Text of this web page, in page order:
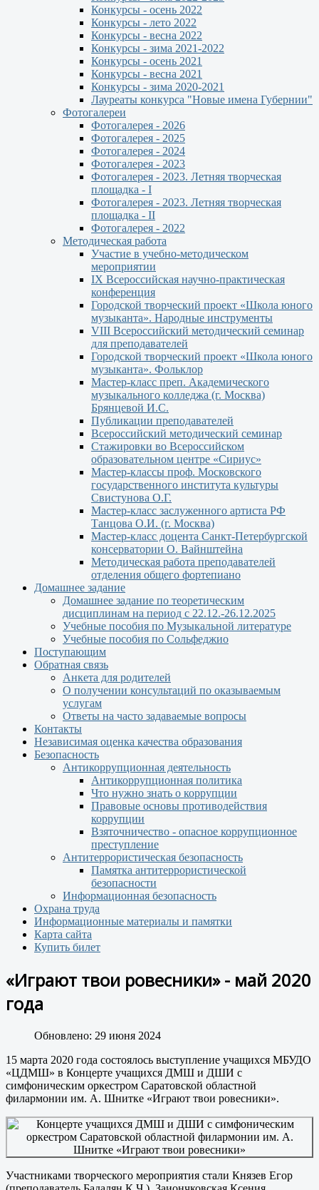
Конкурсы - осень 2022
Конкурсы - лето 2022
Конкурсы - весна 2022
Конкурсы - зима 2021-2022
Конкурсы - осень 2021
Конкурсы - весна 2021
Конкурсы - зима 2020-2021
Лауреаты конкурса "Новые имена Губернии"
Фотогалереи
Фотогалерея - 2026
Фотогалерея - 2025
Фотогалерея - 2024
Фотогалерея - 2023
Фотогалерея - 2023. Летняя творческая
площадка - I
Фотогалерея - 2023. Летняя творческая
площадка - II
Фотогалерея - 2022
Методическая работа
Участие в учебно-методическом
мероприятии
IX Всероссийская научно-практическая
конференция
Городской творческий проект «Школа юного
музыканта». Народные инструменты
VIII Всероссийский методический семинар
для преподавателей
Городской творческий проект «Школа юного
музыканта». Фольклор
Мастер-класс преп. Академического
музыкального колледжа (г. Москва)
Брянцевой И.С.
Публикации преподавателей
Всероссийский методический семинар
Стажировки во Всероссийском
образовательном центре «Сириус»
Мастер-классы проф. Московского
государственного института культуры
Свистунова О.Г.
Мастер-класс заслуженного артиста РФ
Танцова О.И. (г. Москва)
Мастер-класс доцента Санкт-Петербургской
консерватории О. Вайнштейна
Методическая работа преподавателей
отделения общего фортепиано
Домашнее задание
Домашнее задание по теоретическим
дисциплинам на период с 22.12.-26.12.2025
Учебные пособия по Музыкальной литературе
Учебные пособия по Сольфеджио
Поступающим
Обратная связь
Анкета для родителей
О получении консультаций по оказываемым
услугам
Ответы на часто задаваемые вопросы
Контакты
Независимая оценка качества образования
Безопасность
Антикоррупционная деятельность
Антикоррупционная политика
Что нужно знать о коррупции
Правовые основы противодействия
коррупции
Взяточничество - опасное коррупционное
преступление
Антитеррористическая безопасность
Памятка антитеррористической
безопасности
Информационная безопасность
Охрана труда
Информационные материалы и памятки
Карта сайта
Купить билет
«Играют твои ровесники» - май 2020
года
Обновлено: 29 июня 2024
15 марта 2020 года состоялось выступление учащихся МБУДО
«ЦДМШ» в Концерте учащихся ДМШ и ДШИ с
симфоническим оркестром Саратовской областной
филармонии им. А. Шнитке «Играют твои ровесники».
Участниками творческого мероприятия стали Князев Егор